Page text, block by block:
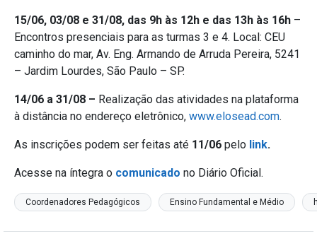
15/06, 03/08 e 31/08, das 9h às 12h e das 13h às 16h –
Encontros presenciais para as turmas 3 e 4. Local: CEU
caminho do mar, Av. Eng. Armando de Arruda Pereira, 5241
– Jardim Lourdes, São Paulo – SP.
14/06 a 31/08 – Realização das atividades na plataforma
à distância no endereço eletrônico, www.elosead.com.
As inscrições podem ser feitas até 11/06 pelo link.
Acesse na íntegra o comunicado no Diário Oficial.
Coordenadores Pedagógicos Ensino Fundamental e Médio